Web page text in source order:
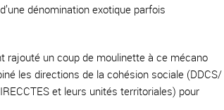
dénomination exotique parfois
rajouté un coup de moulinette à ce mécano
les directions de la cohésion sociale (DDCS/
et leurs unités territoriales) pour